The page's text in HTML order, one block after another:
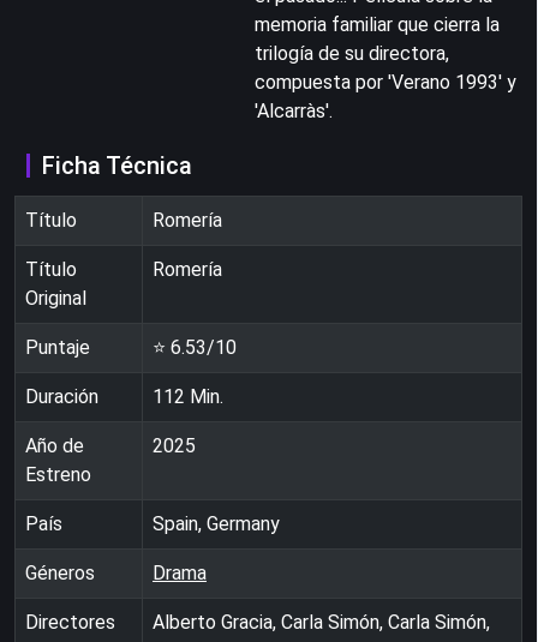
memoria familiar que cierra la
trilogía de su directora,
compuesta por 'Verano 1993' y
'Alcarràs'.
Ficha Técnica
Título Romería
Título
Original
Romería
Puntaje ⭐ 6.53/10
Duración 112 Min.
Año de
Estreno
2025
País Spain, Germany
Géneros Drama
Directores
Alberto Gracia, Carla Simón, Carla Simón,